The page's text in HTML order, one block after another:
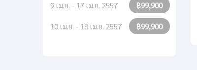
9 เม.ย. - 17 เม.ย. 2557 ฿99,900
10 เม.ย. - 18 เม.ย. 2557 ฿99,900